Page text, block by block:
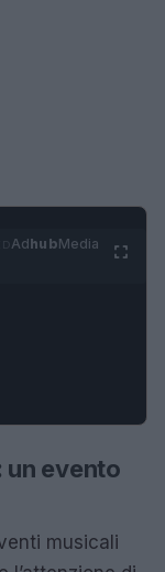
AdhubMedia
un evento
musicali